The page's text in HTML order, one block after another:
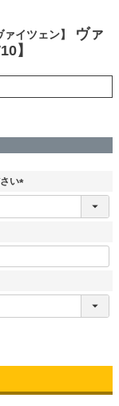
イツェン】
ヴァ
】
い
(